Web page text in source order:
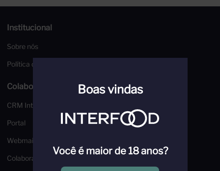
Institucional
Sobre nós
Política de Privacidade
Colaboradores
CRM Interfood
Portal
Webmail
Colaborador
Boas vindas
Você é maior de 18 anos?